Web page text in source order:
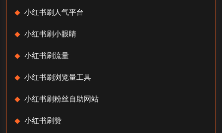
小红书刷人气平台
小红书刷小眼睛
小红书刷流量
小红书刷浏览量工具
小红书刷粉丝自助网站
小红书刷赞